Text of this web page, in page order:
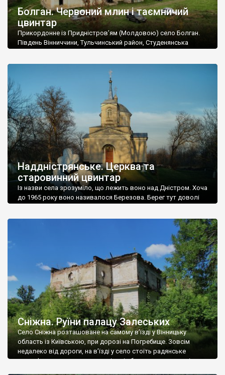
Болган. Червоний млин і таємничий
цвинтар
Прикордонне із Придністров’ям (Молдовою) село Болган.
Південь Вінниччини, Тульчинський район, Студенянська
старовинний цвинтар із кам’яними хрестами. Всі епітафії, які
збереглися, написані кирилицею, церковнослов’янською
мовою. За всіма традиційними ознаками – цвинтар
український. Хрести датуються 19 століттям. У 1924-1940
роках Болган […]
Наддністрянське. Церква та
старовинний цвинтар
Із назви села зрозуміло, що лежить воно над Дністром. Хоча
до 1965 року воно називалося Березова. Берег тут доволі
Наддністрянське відрізняється від більшості навколишніх
сіл. У селі є мурована Михайлівська церква. Точної дати […]
Сніжна. Руїни палацу Залеських
Село Сніжна розташоване на самому в’їзді у Вінницьку
область із Київською, при дорозі на Погребище. Зовсім
недалеко від дороги, на в’їзді у село стоїть радянське
рельєфне пано, яке показує жінку і яблуню, а трохи далі, десь